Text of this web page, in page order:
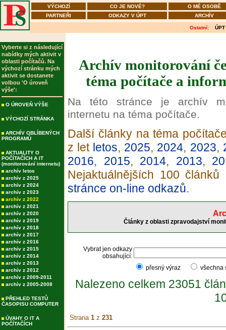
VÝCHOZÍ CO JE NOVÉ?
O MÉ OSOBĚ
PARTNEŘI
ODKAZY V ÚPT ARCHÍV
Ostatní: ÚPT
Vyberte si z následující
nabídky mých aktivit v
oblasti počítačů. Na
výchozí stránku mých
aktivit se dostanete
volbou 'O úroveň
výše':
O ÚROVEŇ VÝŠE
VÝCHOZÍ STRÁNKA
ARCHÍV OBLÍBENÝCH
PROGRAMŮ
AKTUALITY O
POČÍTAČÍCH A IT
(monitorování internetu)
archív letos
archív z 2025
archív z 2024
archív z 2023
archív z 2022
archív z 2021
archív z 2020
archív z 2019
archív z 2018
archív z 2017
archív z 2016
archív z 2015
archív z 2014
archív z 2013
archív z 2012
archív z 2009-2011
archív z 2005-2008
PŘEHLED TESTŮ
ČASOPISU COMPUTER
ÚVAHY O IT A
POČÍTAČÍCH
Archív monitorování
téma počítače a
Na této stránce je archív
internetu na téma počítače.
Další články na téma
z let letos, 2025, 2024, 2023,
2016, 2015, 2014, 2013,
Nejaktuálnějších 100
stránce on-line odkazů.
Články z oblasti zpravodajství
Vybrat jen odkazy
obsahující:
přesný výraz
Nalezeno celkem 23051
Strana 1 z 231